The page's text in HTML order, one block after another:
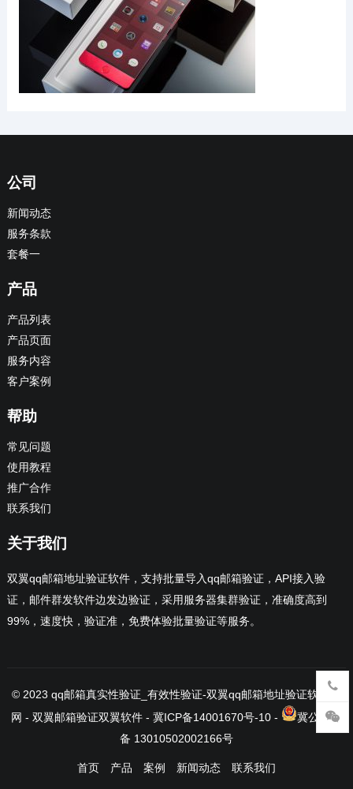
公司
新闻动态
服务条款
套餐一
产品
产品列表
产品页面
服务内容
客户案例
帮助
常见问题
使用教程
推广合作
联系我们
关于我们
双翼qq邮箱地址验证软件，支持批量导入qq邮箱验证，API接入验
证，邮件群发软件边发边验证，采用服务器集群验证，准确度高到
99%，速度快，验证准，免费体验批量验证等服务。
© 2023qq邮箱真实性验证_有效性验证-双翼qq邮箱地址验证软件官
网 - 双翼邮箱验证双翼软件 -冀ICP备14001670号-10 -
冀公网安
备 13010502002166号
首页 产品 案例 新闻动态 联系我们